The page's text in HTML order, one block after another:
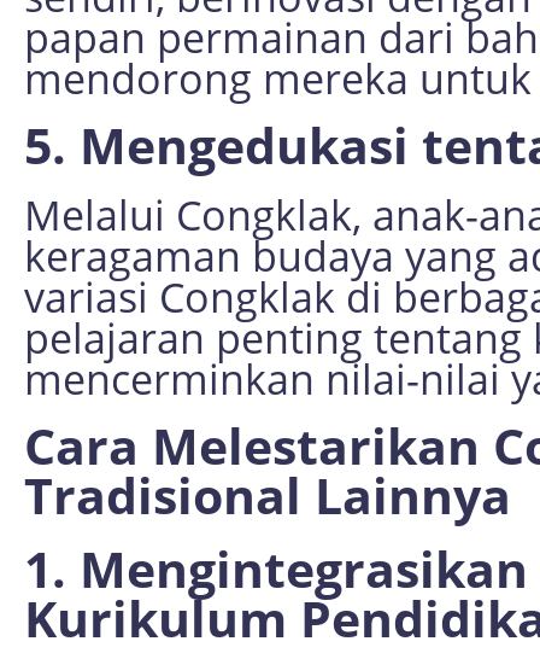
papan permainan dari
mendorong mereka
5. Mengedukasi
Melalui Congklak, anak-
keragaman budaya yang
variasi Congklak di
pelajaran penting tentang
mencerminkan nilai-nilai
Cara Melestarikan
Tradisional Lainnya
1.
Kurikulum